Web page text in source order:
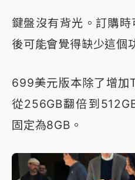
鍵盤沒有背光。訂購
後可能會覺得缺少這個
699美元版本除了增加
從256GB翻倍到
固定為8GB。